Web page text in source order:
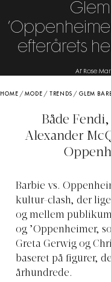
efterårets
Af Rose
HOME /MODE / TRENDS / GLEM
Både
Alexander
Barbie vs.
kultur-clash, der
og mellem
og ’Oppenheimer,
Greta Gerwig og
baseret på figurer,
århundrede.